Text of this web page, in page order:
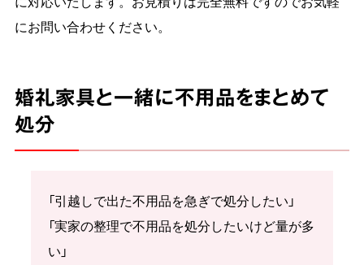
にお問い合わせください。
婚礼家具と一緒に不用品をまとめて
処分
「引越しで出た不用品を急ぎで処分したい」
「実家の整理で不用品を処分したいけど量が多
い」